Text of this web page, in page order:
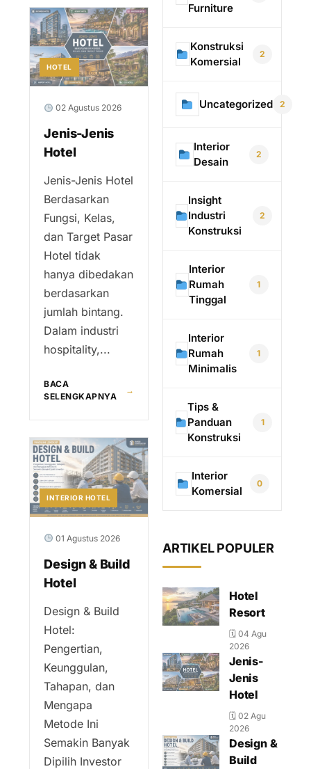
HOTEL
02 Agustus 2026
Jenis-Jenis
Hotel
Jenis-Jenis Hotel
Berdasarkan
Fungsi, Kelas,
dan Target Pasar
Hotel tidak
hanya dibedakan
berdasarkan
jumlah bintang.
Dalam industri
hospitality,...
BACA
SELENGKAPNYA
→
INTERIOR HOTEL
01 Agustus 2026
Design & Build
Hotel
Design & Build
Hotel:
Pengertian,
Keunggulan,
Tahapan, dan
Mengapa
Metode Ini
Semakin Banyak
Dipilih Investor
Furniture
Konstruksi
Komersial
2
Uncategorized 2
Interior
Desain
2
Insight
Industri
Konstruksi
2
Interior
Rumah
Tinggal
1
Interior
Rumah
Minimalis
1
Tips &
Panduan
Konstruksi
1
Interior
Komersial
0
ARTIKEL POPULER
Hotel
Resort
🗓 04 Agu
2026
Jenis-
Jenis
Hotel
🗓 02 Agu
2026
Design &
Build